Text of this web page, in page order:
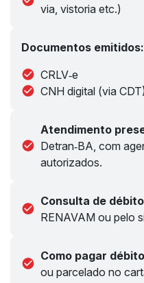
via, vistoria etc.)
Documentos emitidos:
CRLV‑e
CNH digital (via CDT)
Atendimento
Detran‑BA, com
autorizados.
Consulta de
RENAVAM ou pelo
Como pagar
ou parcelado no